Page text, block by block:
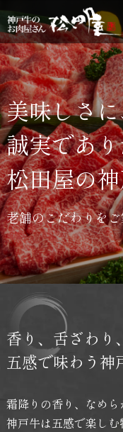
美味しさ
誠実であ
松田屋の
老舗のこだわりを
香り、舌ざわり、
五感で味わう神
霜降りの香り、なめら
神戸牛は五感で楽しむ